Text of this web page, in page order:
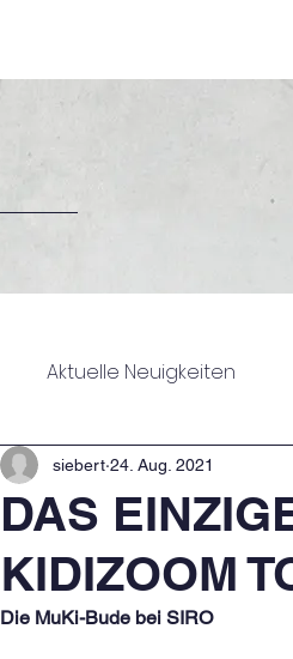
Aktuelle Neuigkeiten
DAS
KIDIZOOM
siebert 24. Aug. 2021
Die MuKi-Bude bei SIRO